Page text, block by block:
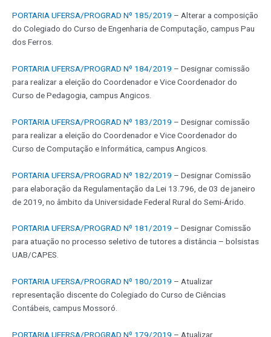
PORTARIA UFERSA/PROGRAD Nº 185/2019 – Alterar a composição
do Colegiado do Curso de Engenharia de Computação, campus Pau
dos Ferros.
PORTARIA UFERSA/PROGRAD Nº 184/2019 – Designar comissão
para realizar a eleição do Coordenador e Vice Coordenador do
Curso de Pedagogia, campus Angicos.
PORTARIA UFERSA/PROGRAD Nº 183/2019 – Designar comissão
para realizar a eleição do Coordenador e Vice Coordenador do
Curso de Computação e Informática, campus Angicos.
PORTARIA UFERSA/PROGRAD Nº 182/2019 – Designar Comissão
para elaboração da Regulamentação da Lei 13.796, de 03 de janeiro
de 2019, no âmbito da Universidade Federal Rural do Semi-Árido.
PORTARIA UFERSA/PROGRAD Nº 181/2019 – Designar Comissão
para atuação no processo seletivo de tutores a distância – bolsistas
UAB/CAPES.
PORTARIA UFERSA/PROGRAD Nº 180/2019 – Atualizar
representação discente do Colegiado do Curso de Ciências
Contábeis, campus Mossoró.
PORTARIA UFERSA/PROGRAD Nº 179/2019 – Atualizar